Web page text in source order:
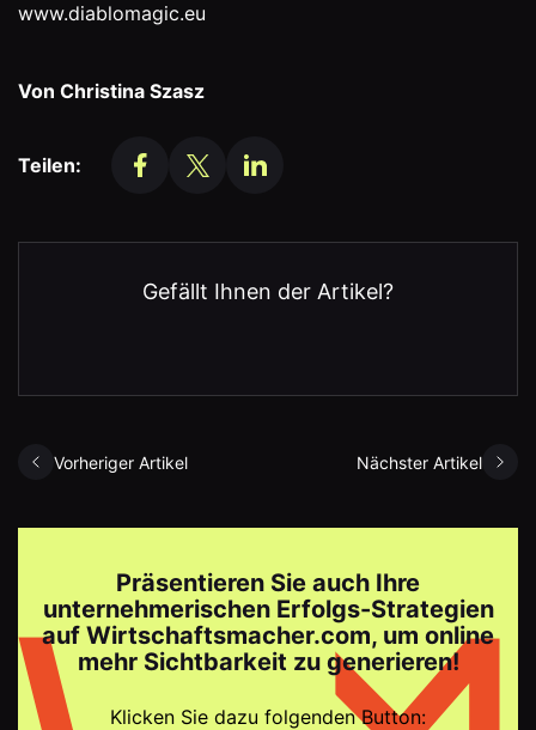
www.diablomagic.eu
Von Christina Szasz
Teilen:
Gefällt Ihnen der Artikel?
Vorheriger Artikel Nächster Artikel
Präsentieren Sie auch Ihre
unternehmerischen Erfolgs-Strategien
auf Wirtschaftsmacher.com, um online
mehr Sichtbarkeit zu generieren!
Klicken Sie dazu folgenden Button: